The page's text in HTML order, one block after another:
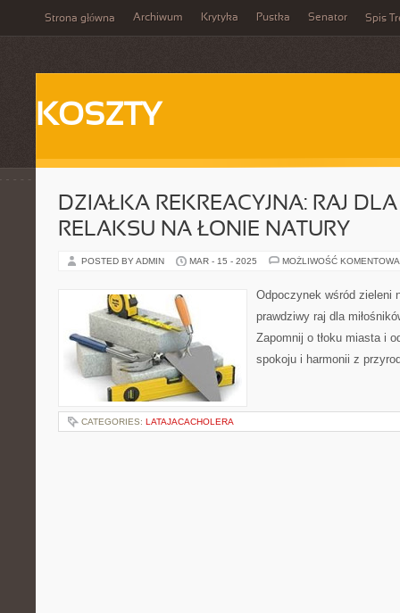
Strona główna Archiwum Krytyka Pustka Senator Spis
KOSZTY
DZIAŁKA REKREACYJNA: RAJ
RELAKSU NA ŁONIE NATURY
POSTED BY ADMIN MAR - 15 - 2025 MOŻLIWOŚĆ
Odpoczynek wśród zieleni
prawdziwy raj dla
Zapomnij o tłoku miasta i
spokoju i harmonii z
CATEGORIES: LATAJACACHOLERA